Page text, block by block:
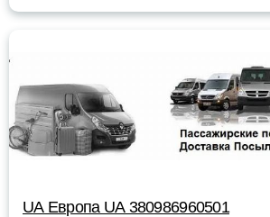
UА Европа UА 380986960501